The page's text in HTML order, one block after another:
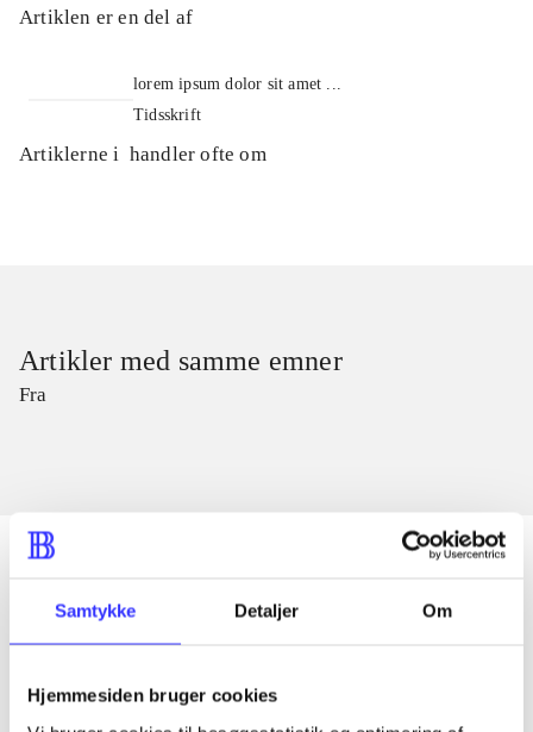
Samtykke Detaljer Om
Hjemmesiden bruger cookies
Artiklen er en del af
lorem ipsum dolor sit amet ...
Tidsskrift
Artiklerne i handler ofte om
Artikler med samme emner
Fra
Artikler